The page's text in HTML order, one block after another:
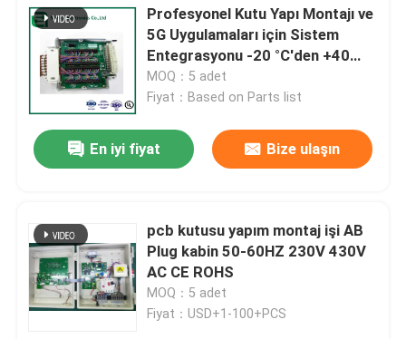
Profesyonel Kutu Yapı Montajı ve
5G Uygulamaları için Sistem
Entegrasyonu -20 °C'den +40
°C'ye kadar çalışma sıcaklığı ve
-30 °C'den +60 °C'ye kadar
MOQ：5 adet
Fiyat：Based on Parts list
En iyi fiyat Bize ulaşın
pcb kutusu yapım montaj işi AB
Plug kabin 50-60HZ 230V 430V
AC CE ROHS
MOQ：5 adet
Fiyat：USD+1-100+PCS